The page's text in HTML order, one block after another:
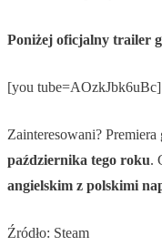
Poniżej oficjalny trailer
[you tube=AOzkJbk6uBc]
Zainteresowani?
października tego roku.
angielskim z polskimi
Źródło: Steam